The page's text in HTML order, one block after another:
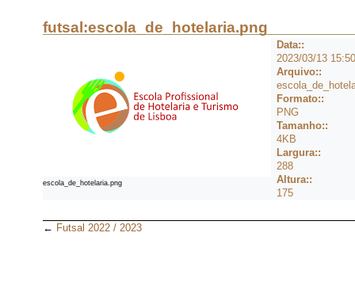
futsal:escola_de_hotelaria.png
escola_de_hotelaria.png
Data::
2023/03/13 15:50
Arquivo::
Formato::
PNG
Tamanho::
4KB
Largura::
288
Altura::
175
← Futsal 2022 / 2023